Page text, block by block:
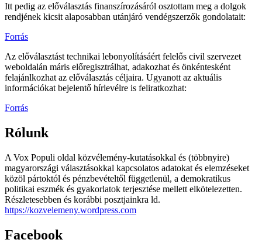
Itt pedig az előválasztás finanszírozásáról osztottam meg a dolgok
rendjének kicsit alaposabban utánjáró vendégszerzők gondolatait:
Forrás
Az előválasztást technikai lebonyolításáért felelős civil szervezet
weboldalán máris előregisztrálhat, adakozhat és önkéntesként
felajánlkozhat az előválasztás céljaira. Ugyanott az aktuális
információkat bejelentő hírlevélre is feliratkozhat:
Forrás
Rólunk
A Vox Populi oldal közvélemény-kutatásokkal és (többnyire)
magyarországi választásokkal kapcsolatos adatokat és elemzéseket
közöl pártoktól és pénzbevételtől függetlenül, a demokratikus
politikai eszmék és gyakorlatok terjesztése mellett elkötelezetten.
Részletesebben és korábbi posztjainkra ld.
https://kozvelemeny.wordpress.com
Facebook